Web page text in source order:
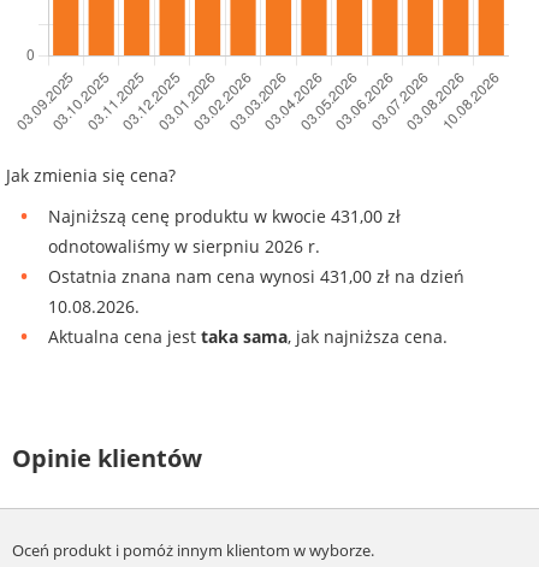
Jak zmienia się cena?
Najniższą cenę produktu w kwocie 431,00 zł
odnotowaliśmy w sierpniu 2026 r.
Ostatnia znana nam cena wynosi 431,00 zł na dzień
10.08.2026.
Aktualna cena jest taka sama, jak najniższa cena.
Opinie klientów
Oceń produkt i pomóż innym klientom w wyborze.